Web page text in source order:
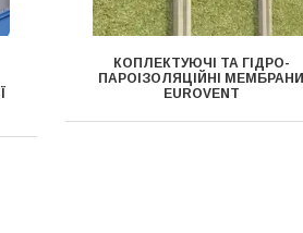
КОПЛЕКТУЮЧІ ТА ГІДРО-
ПАРОІЗОЛЯЦІЙНІ МЕМБРАНИ
EUROVENT